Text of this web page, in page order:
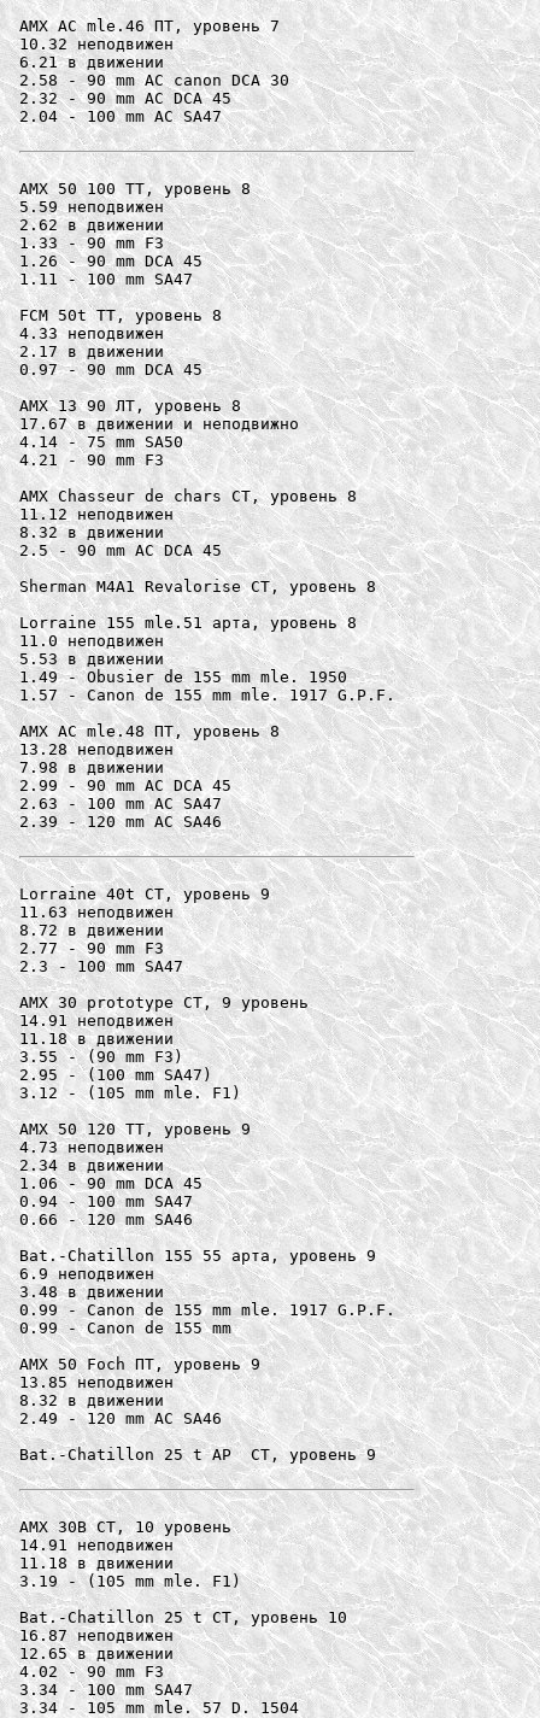
AMX AC mle.46 ПТ, уровень 7
10.32 неподвижен
6.21 в движении
2.58 - 90 mm AC canon DCA 30
2.32 - 90 mm AC DCA 45
2.04 - 100 mm AC SA47
AMX 50 100 ТТ, уровень 8
5.59 неподвижен
2.62 в движении
1.33 - 90 mm F3
1.26 - 90 mm DCA 45
1.11 - 100 mm SA47
FCM 50t ТТ, уровень 8
4.33 неподвижен
2.17 в движении
0.97 - 90 mm DCA 45
AMX 13 90 ЛТ, уровень 8
17.67 в движении и неподвижно
4.14 - 75 mm SA50
4.21 - 90 mm F3
AMX Chasseur de chars СТ, уровень 8
11.12 неподвижен
8.32 в движении
2.5 - 90 mm AC DCA 45
Sherman M4A1 Revalorise СТ, уровень 8
Lorraine 155 mle.51 арта, уровень 8
11.0 неподвижен
5.53 в движении
1.49 - Obusier de 155 mm mle. 1950
1.57 - Canon de 155 mm mle. 1917 G.P.F.
AMX AC mle.48 ПТ, уровень 8
13.28 неподвижен
7.98 в движении
2.99 - 90 mm AC DCA 45
2.63 - 100 mm AC SA47
2.39 - 120 mm AC SA46
Lorraine 40t СТ, уровень 9
11.63 неподвижен
8.72 в движении
2.77 - 90 mm F3
2.3 - 100 mm SA47
AMX 30 prototype СТ, 9 уровень
14.91 неподвижен
11.18 в движении
3.55 - (90 mm F3)
2.95 - (100 mm SA47)
3.12 - (105 mm mle. F1)
AMX 50 120 ТТ, уровень 9
4.73 неподвижен
2.34 в движении
1.06 - 90 mm DCA 45
0.94 - 100 mm SA47
0.66 - 120 mm SA46
Bat.-Chatillon 155 55 арта, уровень 9
6.9 неподвижен
3.48 в движении
0.99 - Canon de 155 mm mle. 1917 G.P.F.
0.99 - Canon de 155 mm
AMX 50 Foch ПТ, уровень 9
13.85 неподвижен
8.32 в движении
2.49 - 120 mm AC SA46
Bat.-Chatillon 25 t AP  СТ, уровень 9
AMX 30B СТ, 10 уровень
14.91 неподвижен
11.18 в движении
3.19 - (105 mm mle. F1)
Bat.-Chatillon 25 t СТ, уровень 10
16.87 неподвижен
12.65 в движении
4.02 - 90 mm F3
3.34 - 100 mm SA47
3.34 - 105 mm mle. 57 D. 1504